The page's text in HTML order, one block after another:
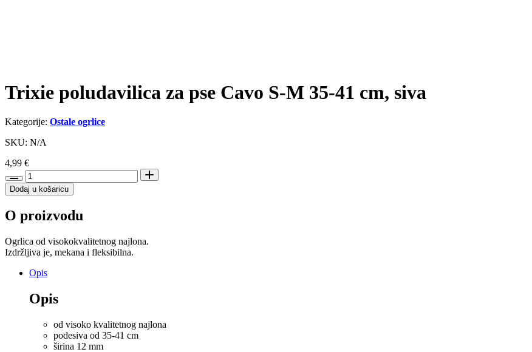
Trixie poludavilica za pse Cavo S-M 35-41 cm, siva
Kategorije: Ostale ogrlice
SKU: N/A
4,99 €
Trixie
poludavilica
za
Cavo
M
35-
41
cm,
količina
Dodaj u košaricu
O proizvodu
Ogrlica od visokokvalitetnog najlona.
Izdržljiva je, mekana i fleksibilna.
Opis
Opis
od visoko kvalitetnog najlona
podesiva od 35-41 cm
širina 12 mm